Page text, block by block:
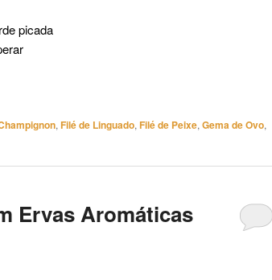
picada
, Filé de Linguado, Filé de Peixe, Gema de Ovo,
Ervas Aromáticas